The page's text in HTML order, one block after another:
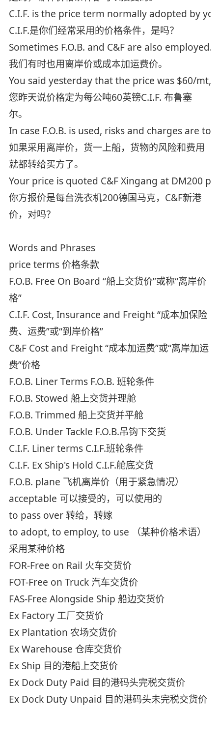
C.I.F. is the price term normally adopted by
C.I.F.是你们经常采用的价格条件，是吗？
Sometimes F.O.B. and C&F are also employed.
我们有时也用离岸价或成本加运费价。
You said yesterday that the price was $60/mt,
您昨天说价格定为每公吨60英镑C.I.F. 布鲁塞
尔。
In case F.O.B. is used, risks and charges are
如果采用离岸价，货一上船，货物的风险和费用
就都转给买方了。
Your price is quoted C&F Xingang at DM200
你方报价是每台洗衣机200德国马克，C&F新港
价，对吗？
Words and Phrases
price terms 价格条款
F.O.B. Free On Board “船上交货价”或称“离岸价
格”
C.I.F. Cost, Insurance and Freight “成本加保险
费、运费”或“到岸价格”
C&F Cost and Freight “成本加运费”或“离岸加运
费”价格
F.O.B. Liner Terms F.O.B. 班轮条件
F.O.B. Stowed 船上交货并理舱
F.O.B. Trimmed 船上交货并平舱
F.O.B. Under Tackle F.O.B.吊钩下交货
C.I.F. Liner terms C.I.F.班轮条件
C.I.F. Ex Ship's Hold C.I.F.舱底交货
F.O.B. plane 飞机离岸价（用于紧急情况）
acceptable 可以接受的，可以使用的
to pass over 转给，转嫁
to adopt, to employ, to use （某种价格术语）
采用某种价格
FOR-Free on Rail 火车交货价
FOT-Free on Truck 汽车交货价
FAS-Free Alongside Ship 船边交货价
Ex Factory 工厂交货价
Ex Plantation 农场交货价
Ex Warehouse 仓库交货价
Ex Ship 目的港船上交货价
Ex Dock Duty Paid 目的港码头完税交货价
Ex Dock Duty Unpaid 目的港码头未完税交货价